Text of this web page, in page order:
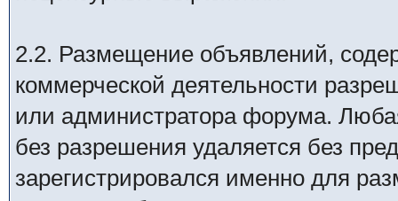
2.2. Размещение объявлений,
коммерческой деятельности
или администратора форума.
без разрешения удаляется без
зарегистрировался именно для